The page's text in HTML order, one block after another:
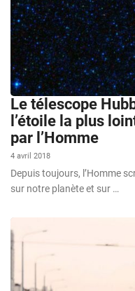
Le télescope
l’étoile la plus
par l’Homme
4 avril 2018
Depuis toujours, l’Homme
sur notre planète et sur …